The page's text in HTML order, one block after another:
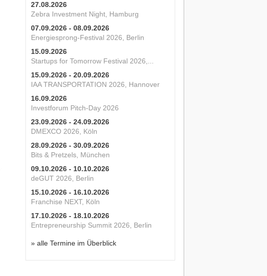
27.08.2026
Zebra Investment Night, Hamburg
07.09.2026 - 08.09.2026
Energiesprong-Festival 2026, Berlin
15.09.2026
Startups for Tomorrow Festival 2026,...
15.09.2026 - 20.09.2026
IAA TRANSPORTATION 2026, Hannover
16.09.2026
Investforum Pitch-Day 2026
23.09.2026 - 24.09.2026
DMEXCO 2026, Köln
28.09.2026 - 30.09.2026
Bits & Pretzels, München
09.10.2026 - 10.10.2026
deGUT 2026, Berlin
15.10.2026 - 16.10.2026
Franchise NEXT, Köln
17.10.2026 - 18.10.2026
Entrepreneurship Summit 2026, Berlin
» alle Termine im Überblick